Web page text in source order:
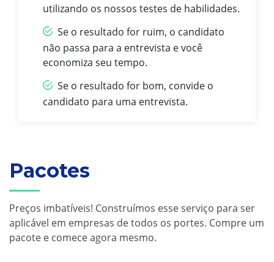
utilizando os nossos testes de habilidades.
Se o resultado for ruim, o candidato
não passa para a entrevista e você
economiza seu tempo.
Se o resultado for bom, convide o
candidato para uma entrevista.
Pacotes
Preços imbatíveis! Construímos esse serviço para ser
aplicável em empresas de todos os portes. Compre um
pacote e comece agora mesmo.